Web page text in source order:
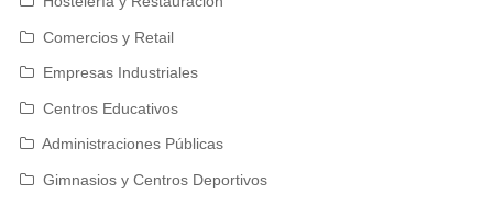
Comercios y Retail
Empresas Industriales
Centros Educativos
Administraciones Públicas
Gimnasios y Centros Deportivos